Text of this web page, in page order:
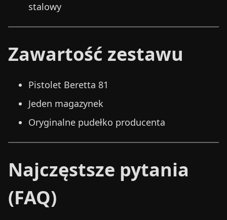
stalowy
Zawartość zestawu
Pistolet Beretta 81
Jeden magazynek
Oryginalne pudełko producenta
Najczęstsze pytania
(FAQ)